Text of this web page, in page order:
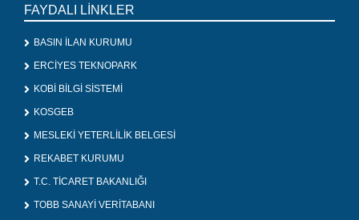
FAYDALI LİNKLER
BASIN İLAN KURUMU
ERCİYES TEKNOPARK
KOBİ BİLGİ SİSTEMİ
KOSGEB
MESLEKİ YETERLİLİK BELGESİ
REKABET KURUMU
T.C. TİCARET BAKANLIĞI
TOBB SANAYİ VERİTABANI